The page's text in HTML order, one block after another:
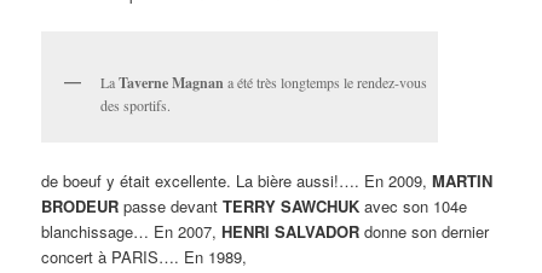
LaTaverne Magnan a été très longtemps le rendez-vous
des sportifs.
de boeuf y était excellente. La bière aussi!…. En 2009,MARTIN
BRODEUR passe devantTERRY SAWCHUK avec son 104e
blanchissage… En 2007,HENRI SALVADOR donne son dernier
concert à PARIS…. En 1989,